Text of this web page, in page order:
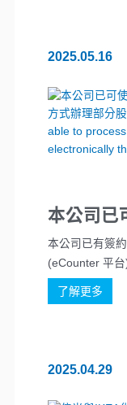
2025.05.16
本公司已
本公司已有簽
(eCounter 平
了解更多
2025.04.29